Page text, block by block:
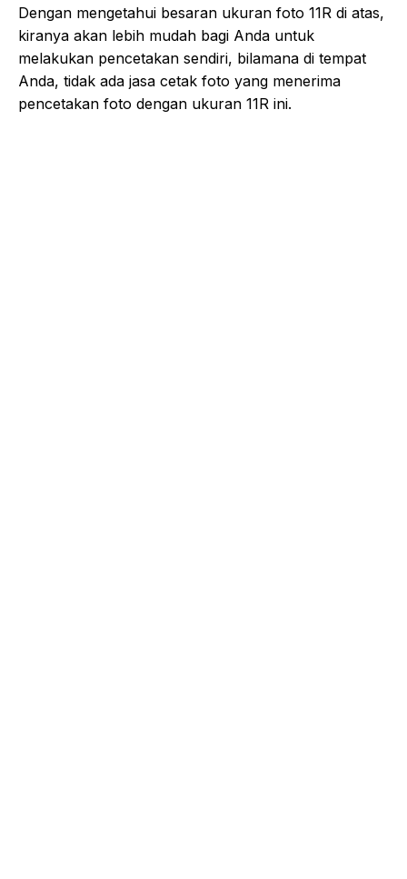
Dengan mengetahui besaran ukuran foto 11R di atas,
kiranya akan lebih mudah bagi Anda untuk
melakukan pencetakan sendiri, bilamana di tempat
Anda, tidak ada jasa cetak foto yang menerima
pencetakan foto dengan ukuran 11R ini.